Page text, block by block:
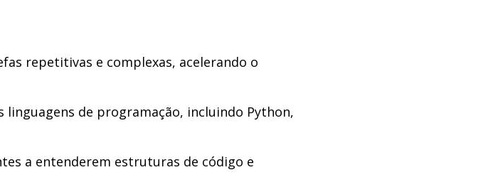
repetitivas e complexas, acelerando o
linguagens de programação, incluindo Python,
a entenderem estruturas de código e